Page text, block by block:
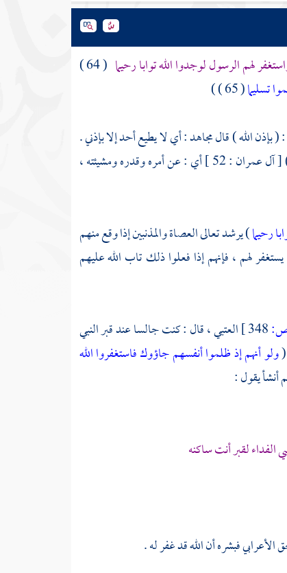
لهم الرسول لوجدوا الله توابا رحيما ( 64 )
تسليما( 65 ) )
الله ) قالمجاهد :أي لا يطيع أحد إلا بإذني .
) [ آل عمران : 52 ] أي : عن أمره وقدره ومشيئته ،
رحيما) يرشد تعالى العصاة والمذنبين إذا وقع منهم
لهم ، فإنهم إذا فعلوا ذلك تاب الله عليهم
العتبي ،قال : كنت جالسا عند قبر النبي
(ولو أنهم إذ ظلموا أنفسهم جاؤوك فاستغفروا الله
أنشأ يقول :
لقبر أنت ساكنه
فبشره أن الله قد غفر له .